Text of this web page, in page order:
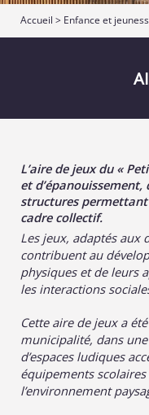
Accueil > Enfance et
L’aire de jeux du «
et
structures
cadre collectif.
Les jeux, adaptés aux
contribuent au
physiques et de leurs
les interactions
Cette aire de jeux a
municipalité, dans
d’espaces ludiques
équipements
l’environnement